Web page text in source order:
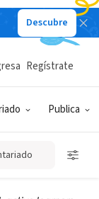
Descubre
Publica
Regístrate